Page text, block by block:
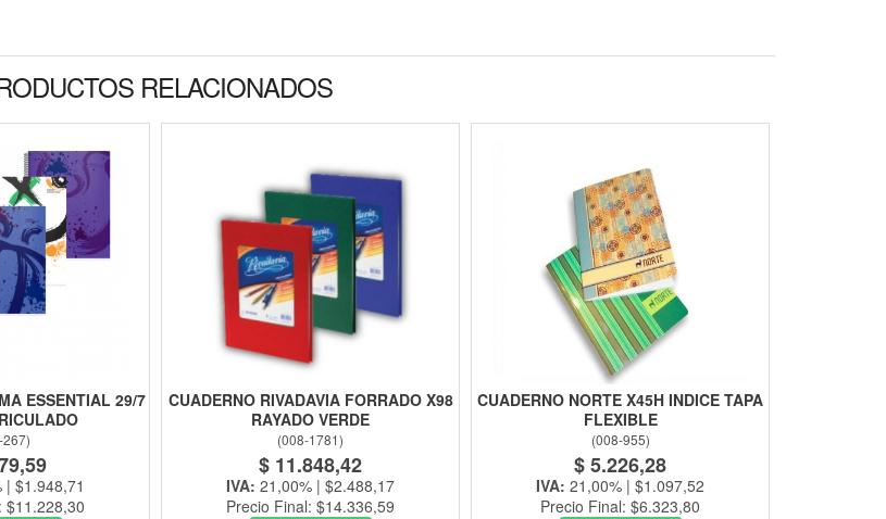
RELACIONADOS
ESSENTIAL 29/7
)
| $1.948,71
$11.228,30
CUADERNO RIVADAVIA FORRADO X98
RAYADO VERDE
(008-1781)
$ 11.848,42
IVA: 21,00% | $2.488,17
Precio Final: $14.336,59
CUADERNO NORTE X45H INDICE TAPA
FLEXIBLE
(008-955)
$ 5.226,28
IVA: 21,00% | $1.097,52
Precio Final: $6.323,80